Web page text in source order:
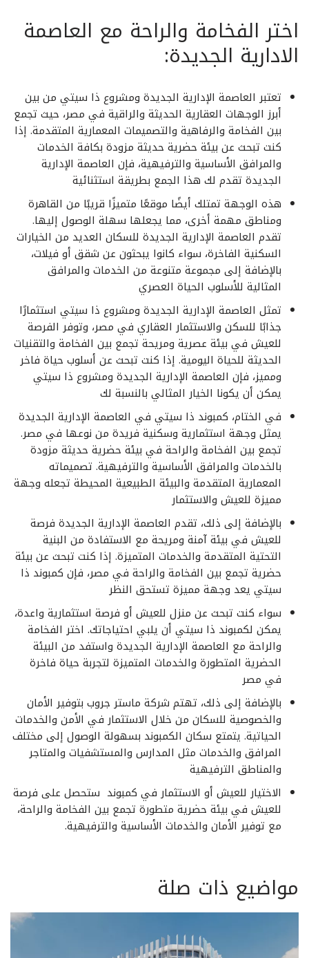
اختر الفخامة والراحة مع العاصمة
الادارية الجديدة:
تعتبر العاصمة الإدارية الجديدة ومشروع ذا سيتي من بين
أبرز الوجهات العقارية الحديثة والراقية في مصر، حيث تجمع
بين الفخامة والرفاهية والتصميمات المعمارية المتقدمة. إذا
كنت تبحث عن بيئة حضرية حديثة مزودة بكافة الخدمات
والمرافق الأساسية والترفيهية، فإن العاصمة الإدارية
الجديدة تقدم لك هذا الجمع بطريقة استثنائية
هذه الوجهة تمتلك أيضًا موقعًا متميزًا قريبًا من القاهرة
ومناطق مهمة أخرى، مما يجعلها سهلة الوصول إليها.
تقدم العاصمة الإدارية الجديدة للسكان العديد من الخيارات
السكنية الفاخرة، سواء كانوا يبحثون عن شقق أو فيلات،
بالإضافة إلى مجموعة متنوعة من الخدمات والمرافق
المثالية للأسلوب الحياة العصري
تمثل العاصمة الإدارية الجديدة ومشروع ذا سيتي استثمارًا
جذابًا للسكن والاستثمار العقاري في مصر، وتوفر الفرصة
للعيش في بيئة عصرية ومريحة تجمع بين الفخامة والتقنيات
الحديثة للحياة اليومية. إذا كنت تبحث عن أسلوب حياة فاخر
ومميز، فإن العاصمة الإدارية الجديدة ومشروع ذا سيتي
يمكن أن يكونا الخيار المثالي بالنسبة لك
في الختام، كمبوند ذا سيتي في العاصمة الإدارية الجديدة
يمثل وجهة استثمارية وسكنية فريدة من نوعها في مصر.
تجمع بين الفخامة والراحة في بيئة حضرية حديثة مزودة
بالخدمات والمرافق الأساسية والترفيهية. تصميماته
المعمارية المتقدمة والبيئة الطبيعية المحيطة تجعله وجهة
مميزة للعيش والاستثمار
بالإضافة إلى ذلك، تقدم العاصمة الإدارية الجديدة فرصة
للعيش في بيئة آمنة ومريحة مع الاستفادة من البنية
التحتية المتقدمة والخدمات المتميزة. إذا كنت تبحث عن بيئة
حضرية تجمع بين الفخامة والراحة في مصر، فإن كمبوند ذا
سيتي يعد وجهة مميزة تستحق النظر
سواء كنت تبحث عن منزل للعيش أو فرصة استثمارية واعدة،
يمكن لكمبوند ذا سيتي أن يلبي احتياجاتك. اختر الفخامة
والراحة مع العاصمة الإدارية الجديدة واستفد من البيئة
الحضرية المتطورة والخدمات المتميزة لتجربة حياة فاخرة
في مصر
بالإضافة إلى ذلك، تهتم شركة ماستر جروب بتوفير الأمان
والخصوصية للسكان من خلال الاستثمار في الأمن والخدمات
الحياتية. يتمتع سكان الكمبوند بسهولة الوصول إلى مختلف
المرافق والخدمات مثل المدارس والمستشفيات والمتاجر
والمناطق الترفيهية
الاختيار للعيش أو الاستثمار في كمبوند ستحصل على فرصة
للعيش في بيئة حضرية متطورة تجمع بين الفخامة والراحة،
مع توفير الأمان والخدمات الأساسية والترفيهية.
مواضيع ذات صلة